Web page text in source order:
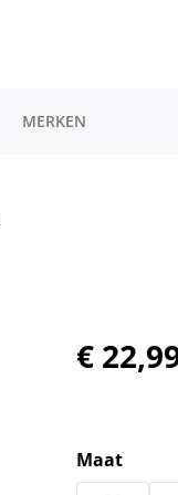
MERKEN
Normale prijs:
€
Selecteer
Maat